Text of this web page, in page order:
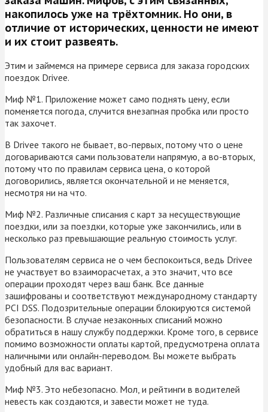
накопилось уже на трёхтомник. Но они, в
отличие от исторических, ценности не имеют
и их стоит развеять.
Этим и займемся на примере сервиса для заказа городских
поездок Drivee.
Миф №1. Приложение может само поднять цену, если
поменяется погода, случится внезапная пробка или просто
так захочет.
В Drivee такого не бывает, во-первых, потому что о цене
договариваются сами пользователи напрямую, а во-вторых,
потому что по правилам сервиса цена, о которой
договорились, является окончательной и не меняется,
несмотря ни на что.
Миф №2. Различные списания с карт за несуществующие
поездки, или за поездки, которые уже закончились, или в
несколько раз превышающие реальную стоимость услуг.
Пользователям сервиса не о чем беспокоиться, ведь Drivee
не участвует во взаиморасчетах, а это значит, что все
операции проходят через ваш банк. Все данные
зашифрованы и соответствуют международному стандарту
PCI DSS. Подозрительные операции блокируются системой
безопасности. В случае незаконных списаний можно
обратиться в нашу службу поддержки. Кроме того, в сервисе
помимо возможности оплаты картой, предусмотрена оплата
наличными или онлайн-переводом. Вы можете выбрать
удобный для вас вариант.
Миф №3. Это небезопасно. Мол, и рейтинги в водителей
невесть как создаются, и завести может не туда.